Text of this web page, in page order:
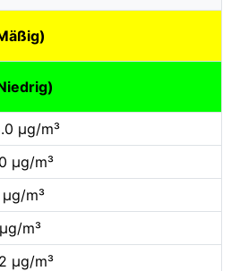
µg/m³
µg/m³
m³
m³
µg/m³